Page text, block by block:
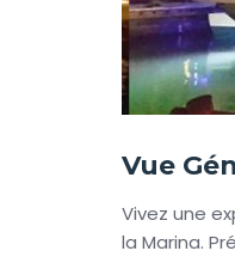
Vue
Vivez une
la Marina.